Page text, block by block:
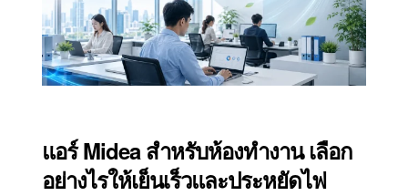
แอร์ Midea สำหรับห้องทำงาน เลือก
อย่างไรให้เย็นเร็วและประหยัดไฟ